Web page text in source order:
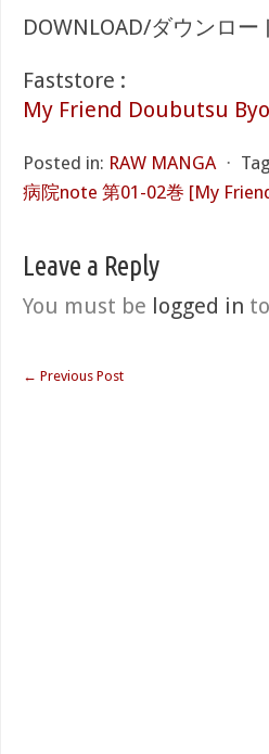
DOWNLOAD/ダウンロー
Faststore :
My Friend Doubutsu
Posted in: RAW MANGA ⋅
病院note 第01-02巻 [My
Leave a Reply
You must be logged in
← Previous Post